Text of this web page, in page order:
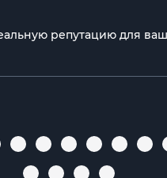
репутацию для